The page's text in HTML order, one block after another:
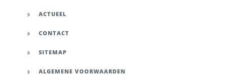
ACTUEEL
CONTACT
SITEMAP
ALGEMENE VOORWAARDEN